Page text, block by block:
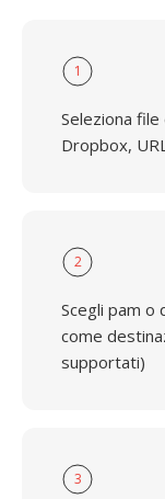
1
Seleziona
Dropbox,
2
Scegli pam o
come
supportati)
3